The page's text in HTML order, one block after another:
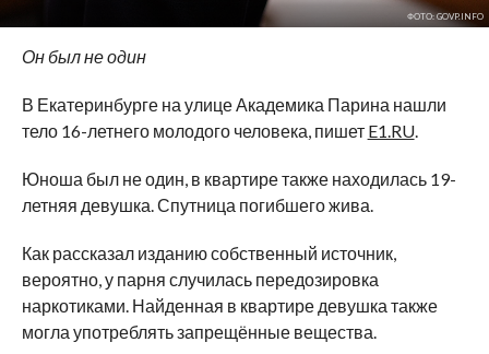
ФОТО: GOVP.INFO
Он был не один
В Екатеринбурге на улице Академика Парина нашли
тело 16-летнего молодого человека, пишет E1.RU.
Юноша был не один, в квартире также находилась 19-
летняя девушка. Спутница погибшего жива.
Как рассказал изданию собственный источник,
вероятно, у парня случилась передозировка
наркотиками. Найденная в квартире девушка также
могла употреблять запрещённые вещества.